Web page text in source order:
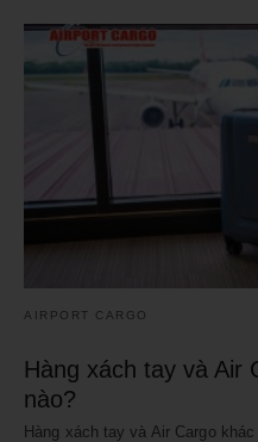
AIRPORT CARGO
Hàng xách tay và Air
nào?
Hàng xách tay và Air Cargo